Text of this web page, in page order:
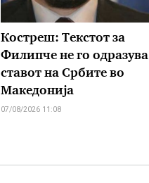
Костреш: Текстот за
Филипче не го одразува
ставот на Србите во
Македонија
07/08/2026 11:08